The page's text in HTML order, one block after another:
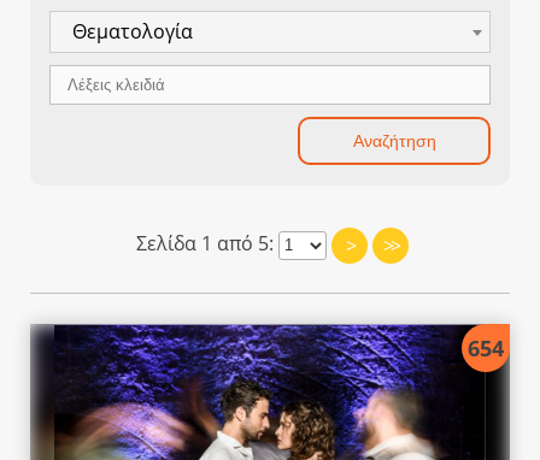
Θεματολογία
Σελίδα 1 από 5: > >>
654